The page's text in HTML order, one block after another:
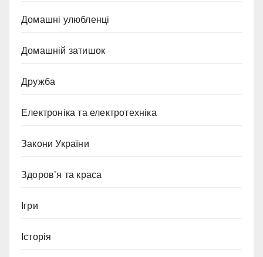
Домашні улюбленці
Домашній затишок
Дружба
Електроніка та електротехніка
Закони України
Здоров’я та краса
Ігри
Історія